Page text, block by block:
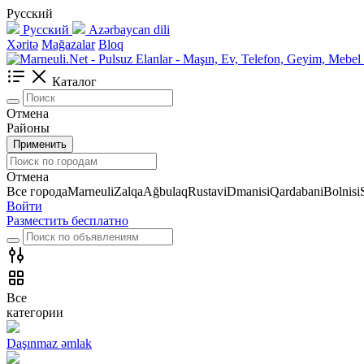
Русский
Русский
Azərbaycan dili
Xəritə Mağazalar Bloq
Каталог
Отмена
Районы
Применить
Отмена
Все городаMarneuliZalqaAğbulaqRustaviDmanisiQardabaniBolnisi
Войти
Разместить бесплатно
Все
категории
Daşınmaz əmlak